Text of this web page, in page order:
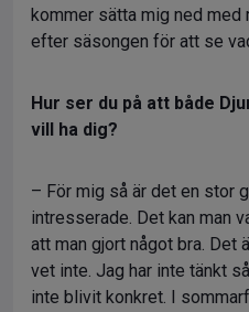
kommer sätta mig ned med
efter säsongen för att se
Hur ser du på att både
vill ha dig?
– För mig så är det en stor
intresserade. Det kan man
att man gjort något bra. Det
vet inte. Jag har inte tänkt
inte blivit konkret. I